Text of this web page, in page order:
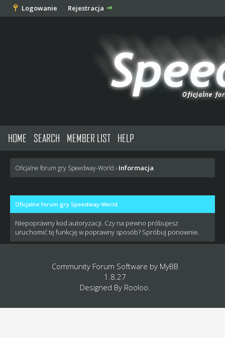
Logowanie Rejestracja
HOME SEARCH MEMBER LIST HELP
Oficjalne forum gry Speedway-World › Informacja
Oficjalne forum gry Speedway-World
Niepoprawny kod autoryzacji. Czy na pewno próbujesz
uruchomić tę funkcję w poprawny sposób? Spróbuj ponownie.
Community Forum Software by MyBB
1.8.27
Designed By Rooloo.